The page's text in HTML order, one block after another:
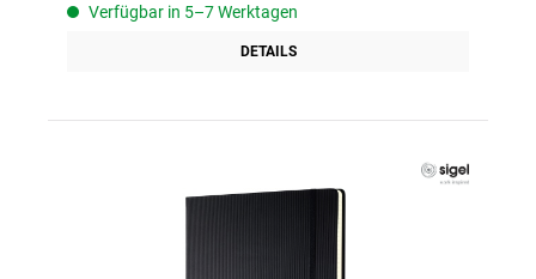
Verfügbar in 5–7 Werktagen
DETAILS